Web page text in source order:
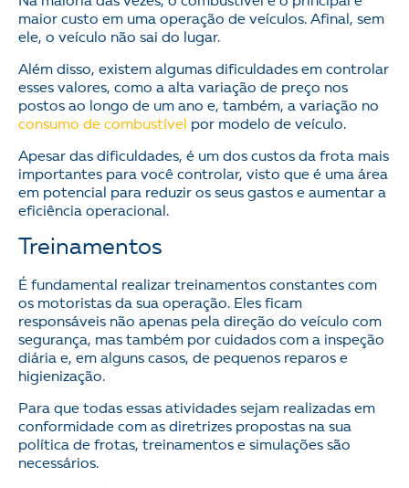
maior custo em uma operação de veículos. Afinal, sem
ele, o veículo não sai do lugar.
Além disso, existem algumas dificuldades em controlar
esses valores, como a alta variação de preço nos
postos ao longo de um ano e, também, a variação no
consumo de combustível por modelo de veículo.
Apesar das dificuldades, é um dos custos da frota mais
importantes para você controlar, visto que é uma área
em potencial para reduzir os seus gastos e aumentar a
eficiência operacional.
Treinamentos
É fundamental realizar treinamentos constantes com
os motoristas da sua operação. Eles ficam
responsáveis não apenas pela direção do veículo com
segurança, mas também por cuidados com a inspeção
diária e, em alguns casos, de pequenos reparos e
higienização.
Para que todas essas atividades sejam realizadas em
conformidade com as diretrizes propostas na sua
política de frotas, treinamentos e simulações são
necessários.